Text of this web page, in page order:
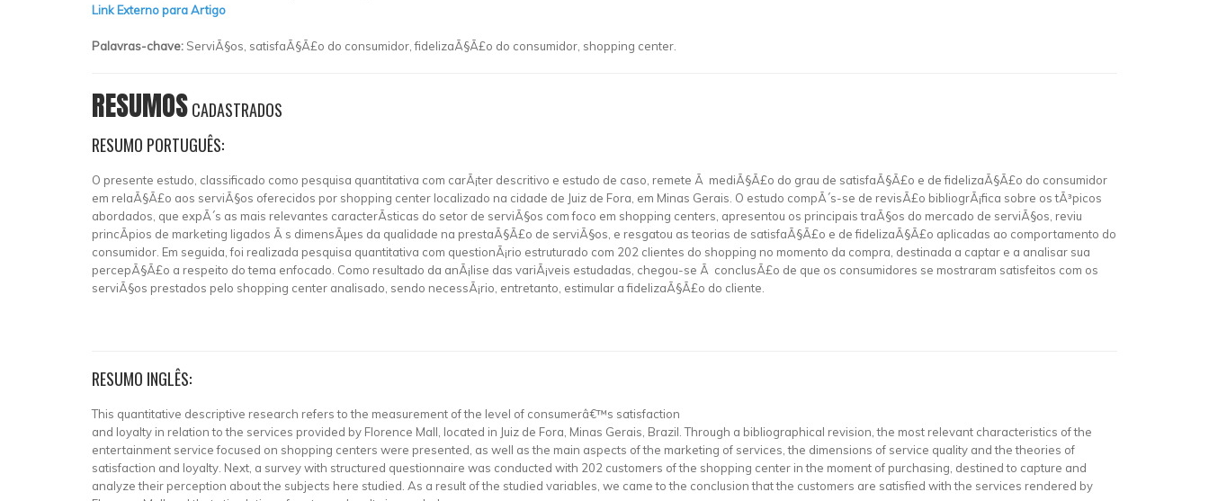
Link Externo para Artigo
Palavras-chave: ServiÃ§os, satisfaÃ§Ã£o do consumidor, fidelizaÃ§Ã£o do consumidor, shopping center.
RESUMOSCADASTRADOS
RESUMO PORTUGUÊS:
O presente estudo, classificado como pesquisa quantitativa com carÃ¡ter descritivo e estudo de caso, remete Ã mediÃ§Ã£o do grau de satisfaÃ§Ã£o e de fidelizaÃ§Ã£o do consumidor
em relaÃ§Ã£o aos serviÃ§os oferecidos por shopping center localizado na cidade de Juiz de Fora, em Minas Gerais. O estudo compÃ´s-se de revisÃ£o bibliogrÃ¡fica sobre os tÃ³picos
abordados, que expÃ´s as mais relevantes caracterÃ­sticas do setor de serviÃ§os com foco em shopping centers, apresentou os principais traÃ§os do mercado de serviÃ§os, reviu
princÃ­pios de marketing ligados Ã s dimensÃµes da qualidade na prestaÃ§Ã£o de serviÃ§os, e resgatou as teorias de satisfaÃ§Ã£o e de fidelizaÃ§Ã£o aplicadas ao comportamento do
consumidor. Em seguida, foi realizada pesquisa quantitativa com questionÃ¡rio estruturado com 202 clientes do shopping no momento da compra, destinada a captar e a analisar sua
percepÃ§Ã£o a respeito do tema enfocado. Como resultado da anÃ¡lise das variÃ¡veis estudadas, chegou-se Ã conclusÃ£o de que os consumidores se mostraram satisfeitos com os
serviÃ§os prestados pelo shopping center analisado, sendo necessÃ¡rio, entretanto, estimular a fidelizaÃ§Ã£o do cliente.
RESUMO INGLÊS:
This quantitative descriptive research refers to the measurement of the level of consumerâ€™s satisfaction
and loyalty in relation to the services provided by Florence Mall, located in Juiz de Fora, Minas Gerais, Brazil. Through a bibliographical revision, the most relevant characteristics of the
entertainment service focused on shopping centers were presented, as well as the main aspects of the marketing of services, the dimensions of service quality and the theories of
satisfaction and loyalty. Next, a survey with structured questionnaire was conducted with 202 customers of the shopping center in the moment of purchasing, destined to capture and
analyze their perception about the subjects here studied. As a result of the studied variables, we came to the conclusion that the customers are satisfied with the services rendered by